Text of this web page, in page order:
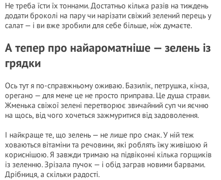
Не треба їсти їх тоннами. Достатньо кілька разів на тиждень
додати броколі на пару чи нарізати свіжий зелений перець у
салат — і ви вже зробили для себе більше, ніж думаєте.
А тепер про найароматніше — зелень із
грядки
Ось тут я по-справжньому оживаю. Базилік, петрушка, кінза,
орегано — для мене це не просто приправа. Це душа страви.
Жменька свіжої зелені перетворює звичайний суп чи яєчню
на щось, від чого хочеться зажмуритися від задоволення.
І найкраще те, що зелень — не лише про смак. У ній теж
ховаються вітаміни та речовини, які роблять їжу живішою й
кориснішою. Я завжди тримаю на підвіконні кілька горщиків
із зеленню. Зрізала пучок — і обід заграв новими барвами.
Дрібниця, а скільки радості.